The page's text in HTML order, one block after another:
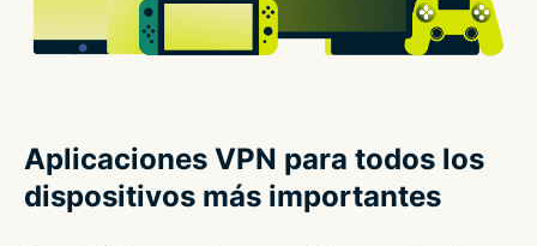
Aplicaciones VPN para todos los
dispositivos más importantes